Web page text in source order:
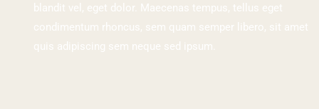
blandit vel, eget dolor. Maecenas tempus, tellus eget
condimentum rhoncus, sem quam semper libero, sit amet
quis adipiscing sem neque sed ipsum.